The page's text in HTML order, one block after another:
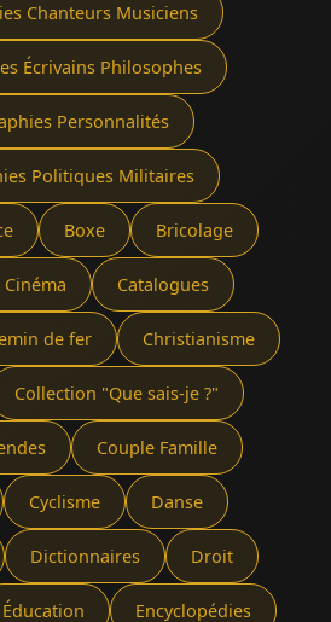
Chanteurs Musiciens
Écrivains Philosophes
Personnalités
Politiques Militaires
Boxe Bricolage
Catalogues
de fer Christianisme
Collection "Que sais-je ?"
Couple Famille
Cyclisme Danse
Dictionnaires Droit
Éducation Encyclopédies